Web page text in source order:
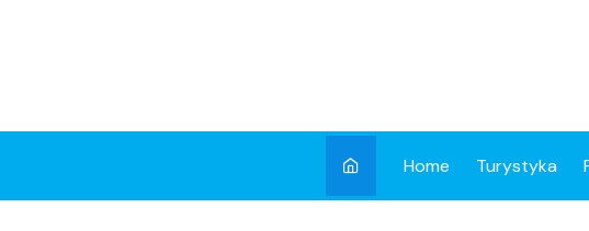
Home Turystyka